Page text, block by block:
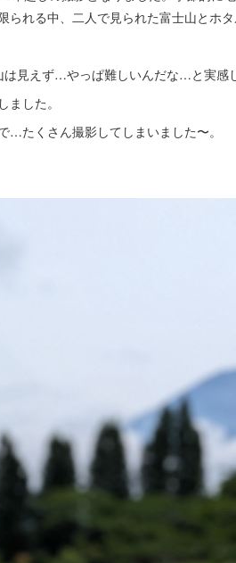
れる中、二人で見られた富士山とホタ
見えず…やっぱ難しいんだな…と実感し
した。
たくさん撮影してしまいました〜。